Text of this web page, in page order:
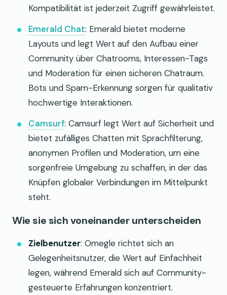
Kompatibilität ist jederzeit Zugriff gewährleistet.
Emerald Chat: Emerald bietet moderne
Layouts und legt Wert auf den Aufbau einer
Community über Chatrooms, Interessen-Tags
und Moderation für einen sicheren Chatraum.
Bots und Spam-Erkennung sorgen für qualitativ
hochwertige Interaktionen.
Camsurf: Camsurf legt Wert auf Sicherheit und
bietet zufälliges Chatten mit Sprachfilterung,
anonymen Profilen und Moderation, um eine
sorgenfreie Umgebung zu schaffen, in der das
Knüpfen globaler Verbindungen im Mittelpunkt
steht.
Wie sie sich voneinander unterscheiden
Zielbenutzer: Omegle richtet sich an
Gelegenheitsnutzer, die Wert auf Einfachheit
legen, während Emerald sich auf Community-
gesteuerte Erfahrungen konzentriert.